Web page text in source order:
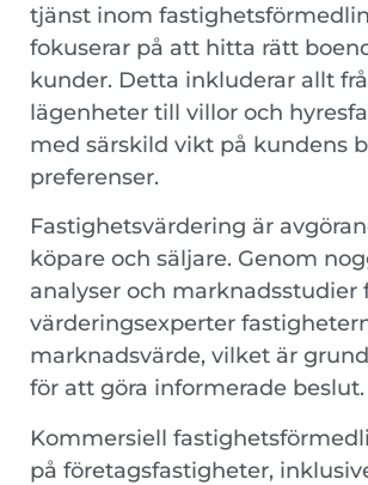
tjänst inom
fokuserar på att hitta rätt
kunder. Detta inkluderar allt
lägenheter till villor och
med särskild vikt på kundens
preferenser.
Fastighetsvärdering är
köpare och säljare. Genom
analyser och marknadsstudier
värderingsexperter
marknadsvärde, vilket är
för att göra informerade beslut.
Kommersiell
på företagsfastigheter,